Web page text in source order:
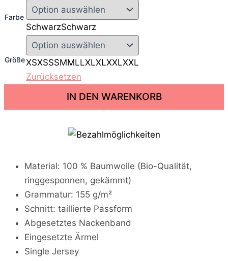
Farbe
SchwarzSchwarz
GrößeXSXSSSMMLLXLXLXXLXXL
Zurücksetzen
s
IN DEN WARENKORB
Material: 100 % Baumwolle (Bio-Qualität,
ringgesponnen, gekämmt)
Grammatur: 155 g/m²
Schnitt: taillierte Passform
Abgesetztes Nackenband
Eingesetzte Ärmel
Single Jersey